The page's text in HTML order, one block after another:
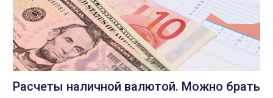
Расчеты наличной валютой. Можно брать